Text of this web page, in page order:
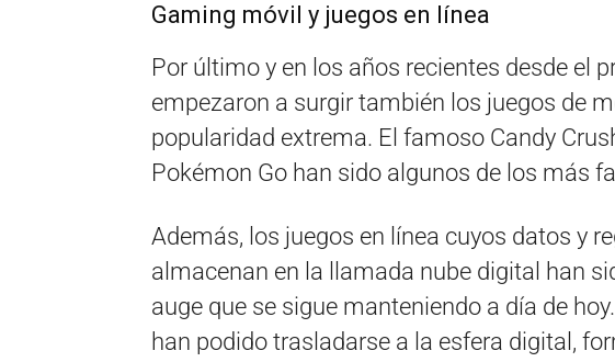
Gaming móvil y juegos en línea
Por último y en los años recientes desde el
empezaron a surgir también los juegos de
popularidad extrema. El famoso Candy
Pokémon Go han sido algunos de los más
Además, los juegos en línea cuyos datos y
almacenan en la llamada nube digital han
auge que se sigue manteniendo a día de
han podido trasladarse a la esfera digital,